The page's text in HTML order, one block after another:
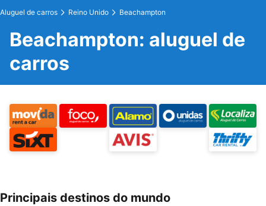
Aluguel de carros Reino Unido Beachampton
Beachampton: aluguel de
carros
Principais destinos do mundo